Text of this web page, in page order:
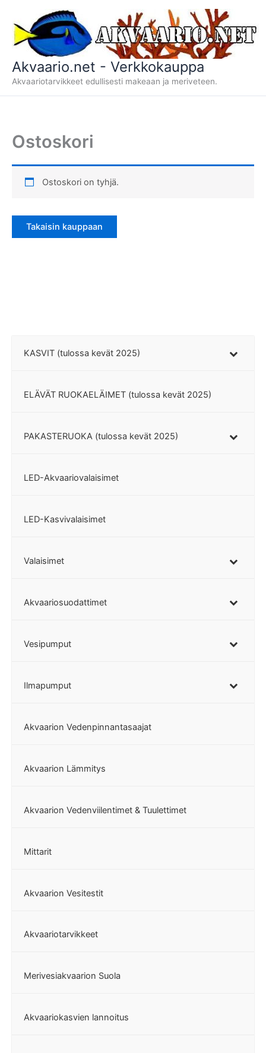
sisältöön
Akvaario.net - Verkkokauppa
Akvaariotarvikkeet edullisesti makeaan ja meriveteen.
KASVIT (tulossa kevät 2025)
ELÄVÄT RUOKAELÄIMET (tulossa kevät 2025)
PAKASTERUOKA (tulossa kevät 2025)
LED-Akvaariovalaisimet
LED-Kasvivalaisimet
Valaisimet
Akvaariosuodattimet
Vesipumput
Ilmapumput
Akvaarion Vedenpinnantasaajat
Akvaarion Lämmitys
Akvaarion Vedenviilentimet & Tuulettimet
Mittarit
Akvaarion Vesitestit
Akvaariotarvikkeet
Merivesiakvaarion Suola
Akvaariokasvien lannoitus
Ostoskori
Ostoskori on tyhjä.
Takaisin kauppaan